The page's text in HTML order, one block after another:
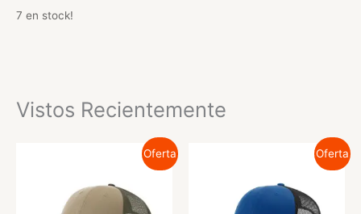
7 en stock!
Vistos Recientemente
Oferta Oferta